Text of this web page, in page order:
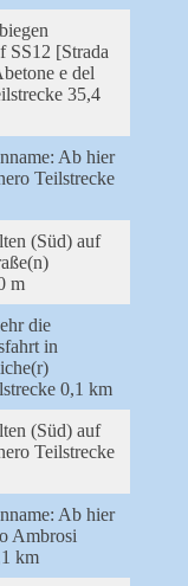
SS12 [Strada
e del
35,4
Ab hier
Teilstrecke
(Süd) auf
m
die
in
0,1 km
(Süd) auf
Teilstrecke
Ab hier
Ambrosi
km